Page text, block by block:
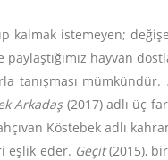
kalmak istemeyen;
hayvan
tanışması mümkündür.
Arkadaş (2017) adlı üç
Köstebek adlı
eşlik eder. Geçit(2015),